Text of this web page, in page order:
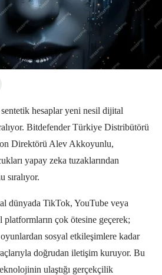
sentetik hesaplar yeni nesil dijital
Bitdefender Türkiye Distribütörü
Direktörü Alev Akkoyunlu,
yapay zeka tuzaklarından
sıralıyor.
dünyada TikTok, YouTube veya
çok ötesine geçerek;
sosyal etkileşimlere kadar
doğrudan iletişim kuruyor. Bu
ulaştığı gerçekçilik